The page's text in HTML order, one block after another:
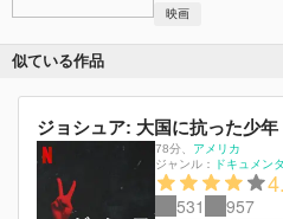
映画
似ている作品
ジョシュア: 大国に抗った少年
78分
アメリカ
ジャンル：
ドキュメン
531 957